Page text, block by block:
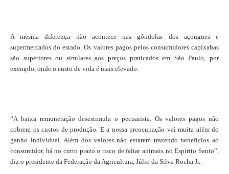
A mesma diferença não acontece nas gôndolas dos açougues e
supermercados do estado. Os valores pagos pelos consumidores capixabas
são superiores ou similares aos preços praticados em São Paulo, por
exemplo, onde o custo de vida é mais elevado.
“A baixa remuneração desestimula o pecuarista. Os valores pagos não
cobrem os custos de produção. E a nossa preocupação vai muita além do
ganho individual. Além dos valores não estarem trazendo benefícios ao
consumidor, há no curto prazo o risco de faltar animais no Espírito Santo”,
diz o presidente da Federação da Agricultura, Júlio da Silva Rocha Jr..